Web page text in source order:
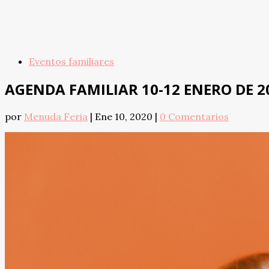
Eventos familiares
AGENDA FAMILIAR 10-12 ENERO DE
por Menuda Feria | Ene 10, 2020 | 0 Comentarios